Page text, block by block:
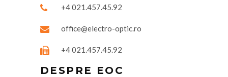
+4 021.457.45.92
office@electro-optic.ro
+4 021.457.45.92
DESPRE EOC